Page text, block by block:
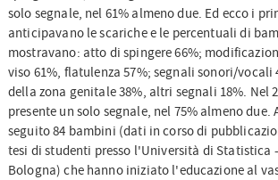
solo segnale, nel 61% almeno due. Ed ecco i
anticipavano le scariche e le percentuali di
mostravano: atto di spingere 66%;
viso 61%, flatulenza 57%; segnali sonori/vocali
della zona genitale 38%, altri segnali 18%. Nel
presente un solo segnale, nel 75% almeno due.
seguito 84 bambini (dati in corso di
tesi di studenti presso l'Università di Statistica
Bologna) che hanno iniziato l'educazione al